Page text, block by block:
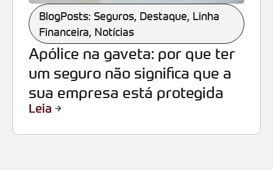
BlogPosts: Seguros, Destaque, Linha
Financeira, Notícias
Apólice na gaveta: por que ter
um seguro não significa que a
sua empresa está protegida
Leia